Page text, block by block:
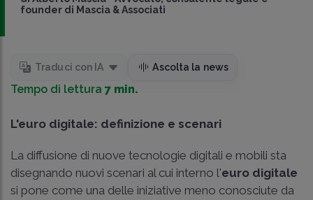
founder di Mascia & Associati
Traduci con IA Ascolta la news
Tempo di lettura 7 min.
L'euro digitale: definizione e scenari
La diffusione di nuove tecnologie digitali e mobili sta
disegnando nuovi scenari al cui interno l'euro digitale
si pone come una delle iniziative meno conosciute da